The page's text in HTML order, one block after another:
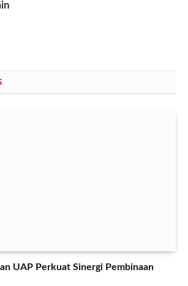
UAP Perkuat Sinergi Pembinaan